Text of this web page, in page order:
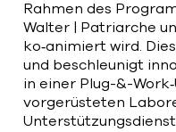
Rahmen des
Walter | Patriarche
ko‑animiert wird.
und beschleunigt
in einer Plug-&-
vorgerüsteten